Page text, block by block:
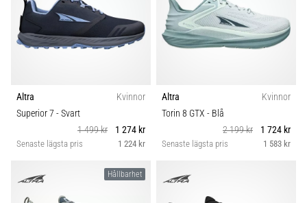
Altra
Kvinnor
Superior 7 - Svart
1 499 kr
1 274 kr
Senaste lägsta pris 1 224 kr
Altra
Kvinnor
Torin 8 GTX - Blå
2 199 kr
1 724 kr
Senaste lägsta pris 1 583 kr
Hållbarhet